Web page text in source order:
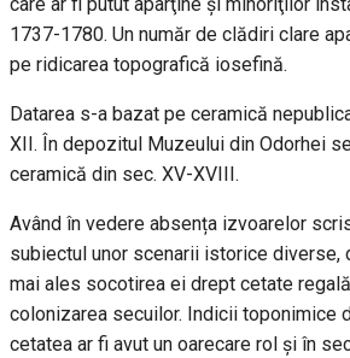
1737-1780. Un număr de clădiri clare
pe ridicarea topografică iosefină.
Datarea s-a bazat pe ceramică
XII. În depozitul Muzeului din Odorhei
ceramică din sec. XV-XVIII.
Având în vedere absența izvoarelor
subiectul unor scenarii istorice diverse,
mai ales socotirea ei drept cetate
colonizarea secuilor. Indicii toponimice
cetatea ar fi avut un oarecare rol şi în